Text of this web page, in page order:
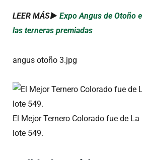
LEER MÁS► Expo Angus de Otoño
las terneras premiadas
angus otoño 3.jpg
El Mejor Ternero Colorado fue de
lote 549.